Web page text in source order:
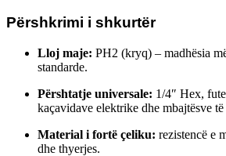
Përshkrimi i shkurtër
Lloj maje: PH2 (kryq) – madhësia
standarde.
Përshtatje universale: 1/4″ Hex,
kaçavidave elektrike dhe mbajtësve
Material i fortë çeliku: rezistencë e
dhe thyerjes.